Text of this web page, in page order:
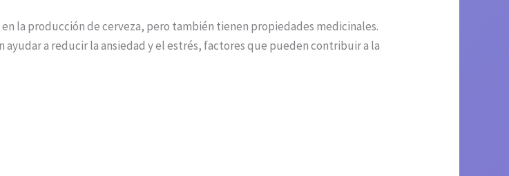
la producción de cerveza, pero también tienen propiedades medicinales.
a reducir la ansiedad y el estrés, factores que pueden contribuir a la